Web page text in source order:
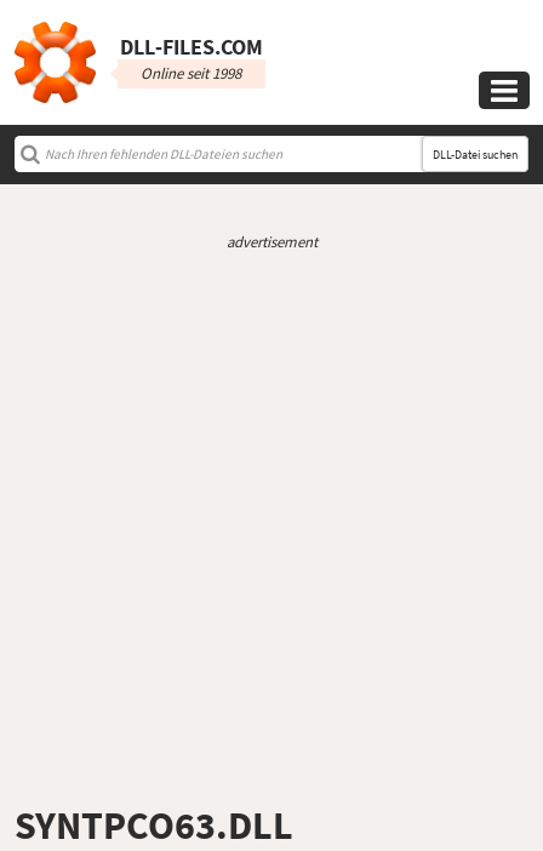
DLL‑FILES.COM
Online seit 1998

DLL-Datei suchen
advertisement
SYNTPCO63.DLL